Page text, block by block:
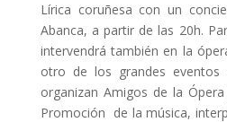
Lírica coruñesa con un
Abanca, a partir de las 20h.
intervendrá también en la
otro de los grandes eventos
organizan Amigos de la
Promoción de la música,